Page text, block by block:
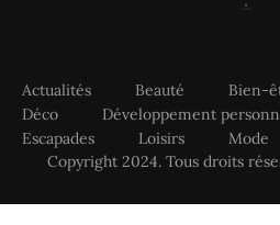
Actualités Beauté Bien-
Déco
Développement
Escapades
Loisirs
Mode
Copyright 2024. Tous droits